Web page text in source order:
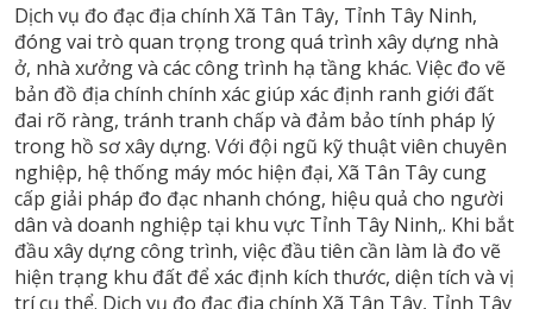
Dịch vụ đo đạc địa chính Xã Tân Tây, Tỉnh Tây Ninh,
đóng vai trò quan trọng trong quá trình xây dựng nhà
ở, nhà xưởng và các công trình hạ tầng khác. Việc đo vẽ
bản đồ địa chính chính xác giúp xác định ranh giới đất
đai rõ ràng, tránh tranh chấp và đảm bảo tính pháp lý
trong hồ sơ xây dựng. Với đội ngũ kỹ thuật viên chuyên
nghiệp, hệ thống máy móc hiện đại, Xã Tân Tây cung
cấp giải pháp đo đạc nhanh chóng, hiệu quả cho người
dân và doanh nghiệp tại khu vực Tỉnh Tây Ninh,. Khi bắt
đầu xây dựng công trình, việc đầu tiên cần làm là đo vẽ
hiện trạng khu đất để xác định kích thước, diện tích và vị
trí cụ thể. Dịch vụ đo đạc địa chính Xã Tân Tây, Tỉnh Tây